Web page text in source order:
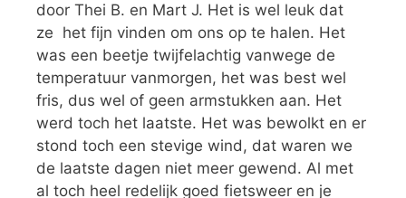
door Thei B. en Mart J. Het is wel leuk dat
ze het fijn vinden om ons op te halen. Het
was een beetje twijfelachtig vanwege de
temperatuur vanmorgen, het was best wel
fris, dus wel of geen armstukken aan. Het
werd toch het laatste. Het was bewolkt en er
stond toch een stevige wind, dat waren we
de laatste dagen niet meer gewend. Al met
al toch heel redelijk goed fietsweer en je